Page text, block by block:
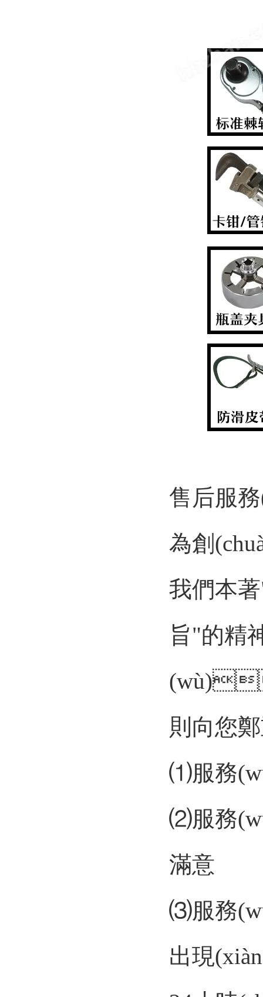
售后服
為創
我們本
旨"的精
(wù)
則向您
⑴服務
⑵服務
滿意
⑶服務
出現